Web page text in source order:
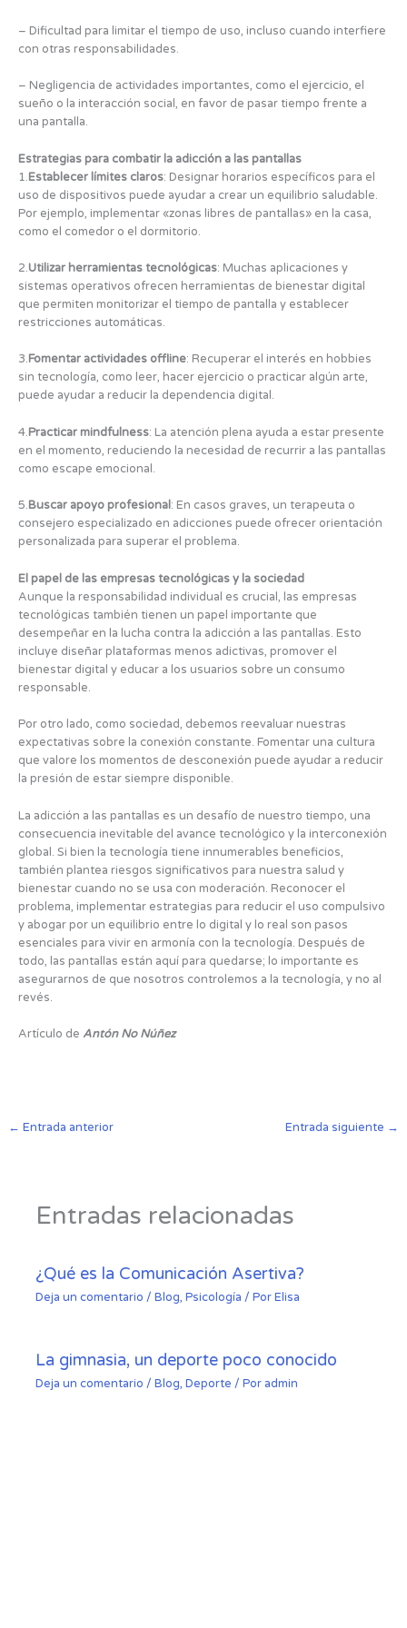
– Dificultad para limitar el tiempo de uso, incluso cuando interfiere
con otras responsabilidades.
– Negligencia de actividades importantes, como el ejercicio, el
sueño o la interacción social, en favor de pasar tiempo frente a
una pantalla.
Estrategias para combatir la adicción a las pantallas
1.Establecer límites claros: Designar horarios específicos para el
uso de dispositivos puede ayudar a crear un equilibrio saludable.
Por ejemplo, implementar «zonas libres de pantallas» en la casa,
como el comedor o el dormitorio.
2.Utilizar herramientas tecnológicas: Muchas aplicaciones y
sistemas operativos ofrecen herramientas de bienestar digital
que permiten monitorizar el tiempo de pantalla y establecer
restricciones automáticas.
3.Fomentar actividades offline: Recuperar el interés en hobbies
sin tecnología, como leer, hacer ejercicio o practicar algún arte,
puede ayudar a reducir la dependencia digital.
4.Practicar mindfulness: La atención plena ayuda a estar presente
en el momento, reduciendo la necesidad de recurrir a las pantallas
como escape emocional.
5.Buscar apoyo profesional: En casos graves, un terapeuta o
consejero especializado en adicciones puede ofrecer orientación
personalizada para superar el problema.
El papel de las empresas tecnológicas y la sociedad
Aunque la responsabilidad individual es crucial, las empresas
tecnológicas también tienen un papel importante que
desempeñar en la lucha contra la adicción a las pantallas. Esto
incluye diseñar plataformas menos adictivas, promover el
bienestar digital y educar a los usuarios sobre un consumo
responsable.
Por otro lado, como sociedad, debemos reevaluar nuestras
expectativas sobre la conexión constante. Fomentar una cultura
que valore los momentos de desconexión puede ayudar a reducir
la presión de estar siempre disponible.
La adicción a las pantallas es un desafío de nuestro tiempo, una
consecuencia inevitable del avance tecnológico y la interconexión
global. Si bien la tecnología tiene innumerables beneficios,
también plantea riesgos significativos para nuestra salud y
bienestar cuando no se usa con moderación. Reconocer el
problema, implementar estrategias para reducir el uso compulsivo
y abogar por un equilibrio entre lo digital y lo real son pasos
esenciales para vivir en armonía con la tecnología. Después de
todo, las pantallas están aquí para quedarse; lo importante es
asegurarnos de que nosotros controlemos a la tecnología, y no al
revés.
Artículo de Antón No Núñez
← Entrada anterior Entrada siguiente →
Entradas relacionadas
¿Qué es la Comunicación Asertiva?
Deja un comentario / Blog, Psicología / PorElisa
La gimnasia, un deporte poco conocido
Deja un comentario / Blog, Deporte / Por admin